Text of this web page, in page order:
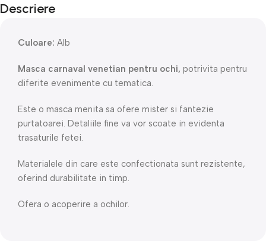
Descriere
Culoare: Alb
Masca carnaval venetian pentru ochi, potrivita pentru
diferite evenimente cu tematica.
Este o masca menita sa ofere mister si fantezie
purtatoarei. Detaliile fine va vor scoate in evidenta
trasaturile fetei.
Materialele din care este confectionata sunt rezistente,
oferind durabilitate in timp.
Ofera o acoperire a ochilor.